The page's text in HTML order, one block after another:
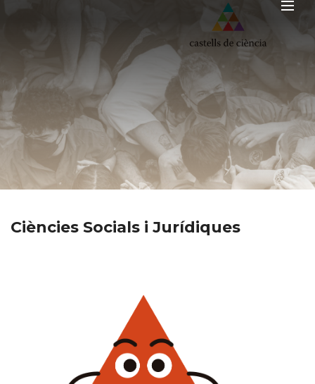
Ciències Socials i Jurídiques